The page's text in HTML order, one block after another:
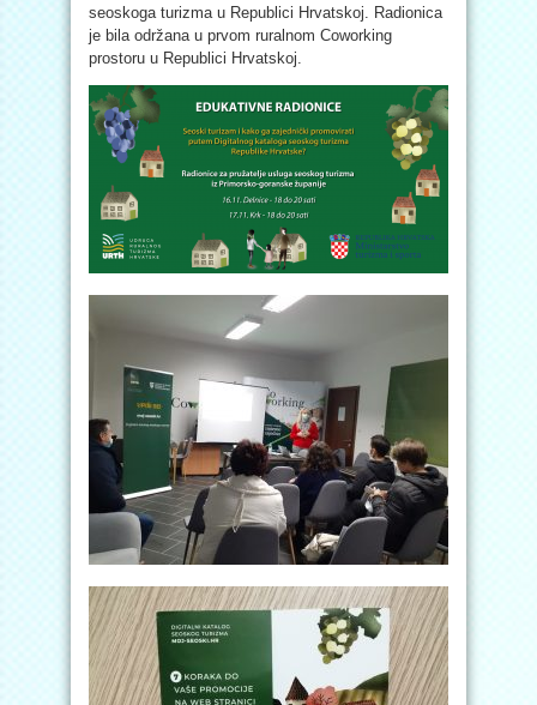
seoskoga turizma u Republici Hrvatskoj. Radionica
je bila održana u prvom ruralnom Coworking
prostoru u Republici Hrvatskoj.